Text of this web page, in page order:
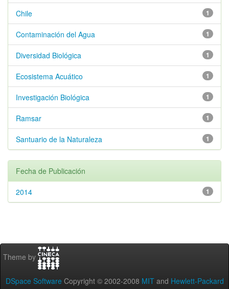
1
Chile
1
Contaminación del Agua
1
Diversidad Biológica
1
Ecosistema Acuático
1
Investigación Biológica
1
Ramsar
1
Santuario de la Naturaleza
Fecha de Publicación
1
2014
Theme by
DSpace Software Copyright © 2002-2008 MIT and Hewlett-Packard